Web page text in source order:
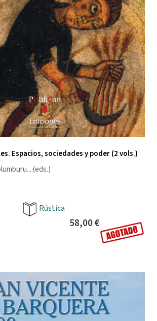
Espacios, sociedades y poder (2 vols.)
... (eds.)
Rústica
58,00 €